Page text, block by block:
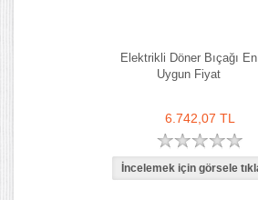
Elektrikli Döner Bıçağı En
Uygun Fiyat
6.742,07 TL